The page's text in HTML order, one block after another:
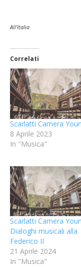
All’Italia
Correlati
Scarlatti Camera
8 Aprile 2023
In "Musica"
Scarlatti Camera
Dialoghi musicali alla
Federico II
21 Aprile 2024
In "Musica"